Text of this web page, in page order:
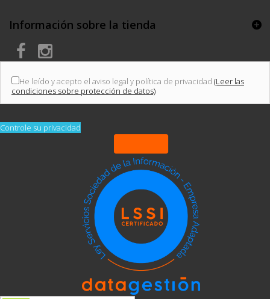
Información sobre la tienda
He leído y acepto el aviso legal y política de privacidad (Leer las
condiciones sobre protección de datos)
Controle su privacidad